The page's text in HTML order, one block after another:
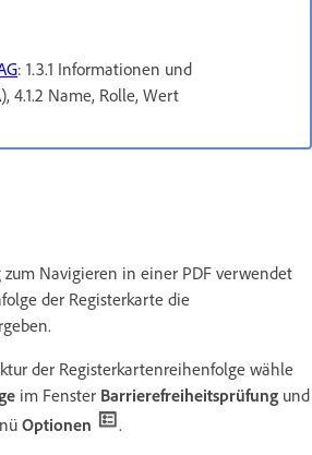
: 1.3.1 Informationen und
4.1.2 Name, Rolle, Wert
Navigieren in einer PDF verwendet
der Registerkarte die
der Registerkartenreihenfolge wähle
im Fenster Barrierefreiheitsprüfung und
Optionen
.